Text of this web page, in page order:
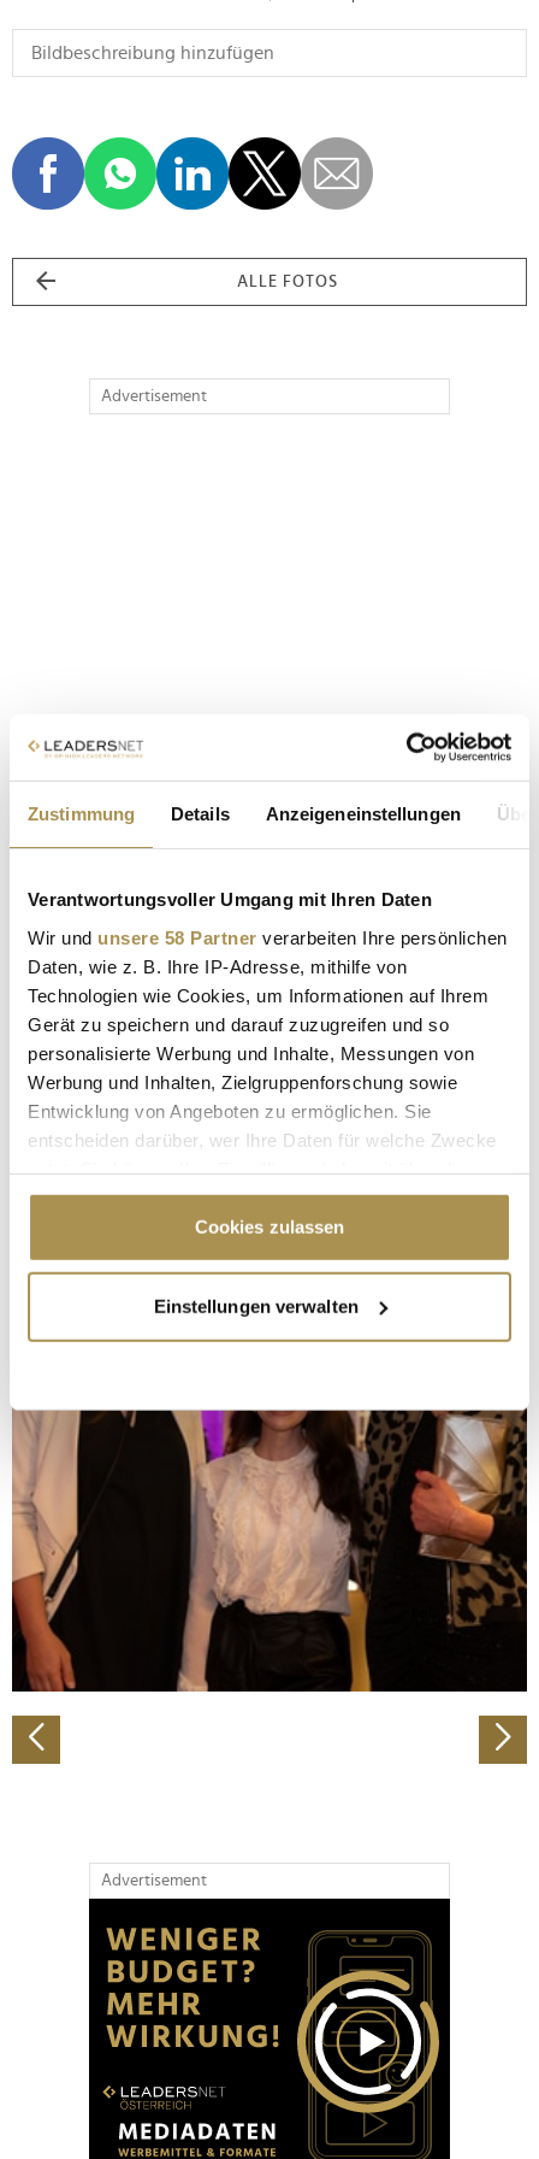
Zustimmung Details Anzeigeneinstellungen
Verantwortungsvoller Umgang mit Ihren Daten
Wir und unsere 58 Partner verarbeiten Ihre persönlichen
Daten, wie z. B. Ihre IP-Adresse, mithilfe von
Technologien wie Cookies, um Informationen auf Ihrem
Gerät zu speichern und darauf zuzugreifen und so
personalisierte Werbung und Inhalte, Messungen von
Werbung und Inhalten, Zielgruppenforschung sowie
Entwicklung von Angeboten zu ermöglichen. Sie
entscheiden darüber, wer Ihre Daten für welche Zwecke
Cookie-Erklärung oder durch Klicken auf das Privacy
Trigger Symbol ändern oder widerrufen
Informationen über Ihre geografische Lage
erfassen, welche bis auf einige Meter genau sein
bestimmten Merkmalen (Fingerprinting) identifizieren
Erfahren Sie mehr darüber, wie Ihre persönlichen Daten
verarbeitet werden, und legen Sie Ihre Präferenzen im
Abschnitt Einzelheiten
fest.
Wir verwenden Cookies, um Inhalte und Anzeigen zu
personalisieren, Funktionen für soziale Medien anbieten
zu können und die Zugriffe auf unsere Website zu
analysieren. Außerdem geben wir Informationen zu Ihrer
Verwendung unserer Website an unsere Partner für
soziale Medien, Werbung und Analysen weiter. Unsere
Partner führen diese Informationen möglicherweise mit
Cookies zulassen
Einstellungen verwalten
ALLE FOTOS
Advertisement
Advertisement